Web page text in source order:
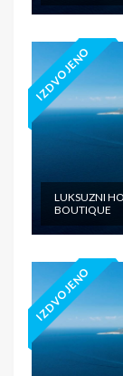
IZDVOJENO
LUKSUZNI
BOUTIQUE
IZDVOJENO